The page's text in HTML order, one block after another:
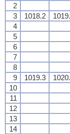
2
3
1018.2
4
5
6
7
8
9
1019.3
10
11
12
13
14